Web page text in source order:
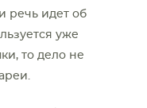
речь идет об
уже
то дело не